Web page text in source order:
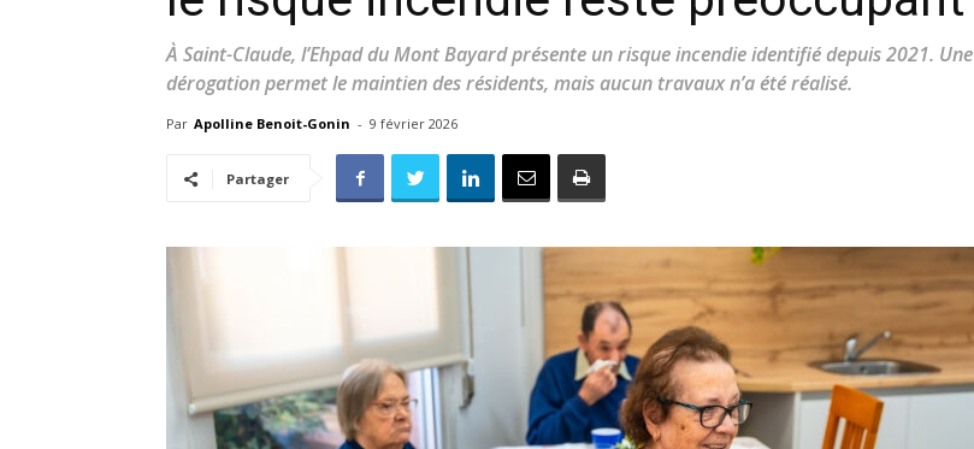
l'info
locale
À Saint-Claude, l’Ehpad du Mont Bayard présente un risque incendie identifié depuis 2021. Une
dérogation permet le maintien des résidents, mais aucun travaux n’a été réalisé.
Par Apolline Benoit-Gonin - 9 février 2026
Partager